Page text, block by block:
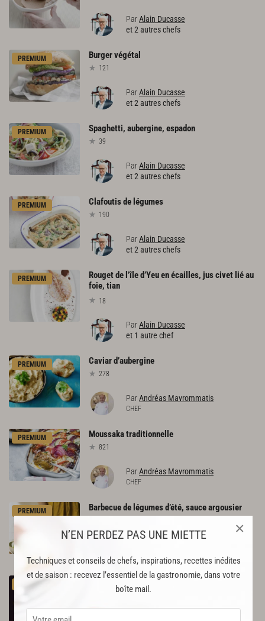
N’EN PERDEZ PAS UNE MIETTE
Techniques et conseils de chefs, inspirations, recettes inédites
et de saison : recevez l’essentiel de la gastronomie, dans votre
boîte mail.
×
ParAlain Ducasse
et 2 autres chefs
PREMIUM Burgervégétal
121
ParAlain Ducasse
et 2 autres chefs
PREMIUM Spaghetti, aubergine, espadon
39
ParAlain Ducasse
et 2 autres chefs
PREMIUM Clafoutisde légumes
190
ParAlain Ducasse
et 2 autres chefs
PREMIUM
Rouget de l’île d’Yeu en écailles, jus civet lié au
foie, tian
18
ParAlain Ducasse
et 1 autre chef
PREMIUM Caviard’aubergine
278
ParAndréas Mavrommatis
CHEF
PREMIUM Moussakatraditionnelle
821
ParAndréas Mavrommatis
CHEF
PREMIUM Barbecuede légumesd’été, sauceargousier
et 2 autres chefs
PREMIUM Compotéed’aubergine au citronconfit